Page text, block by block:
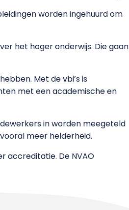
worden ingehuurd om
het hoger onderwijs. Die gaan
Met de vbi’s is
met een academische en
in worden meegeteld
meer helderheid.
accreditatie. De NVAO